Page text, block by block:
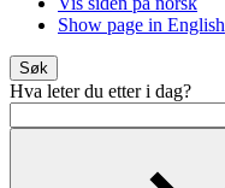
Show page in English
Søk
Hva leter du etter i dag?